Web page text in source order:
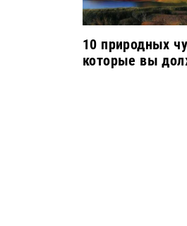
10 природных
которые вы